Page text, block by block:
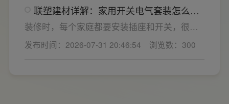
关键。如果装修时开关、插座的数量设置不
够，或者开关、插座的位置设置不合理，会给
隐患。 所以装修前一定要精心规划开关、插座
联塑建材详解：家用开关电气套装怎么
选，开关插座怎么安装更安全
装修时，每个家庭都要安装插座和开关，很多
业主在挑选家用开关电气套装之后，并不清楚
插座、开关合理的离地高度以及规范的安装方
发布时间：2026-07-31 20:46:54 浏览数：300